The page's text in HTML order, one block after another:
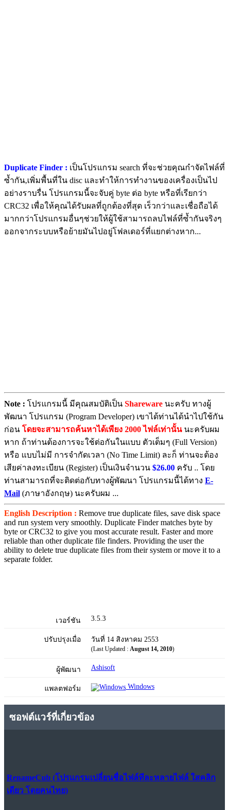
Duplicate Finder : เป็นโปรแกรม search ที่จะช่วยคุณกำจัดไฟล์ที่
ซ้ำกัน,เพิ่มพื้นที่ใน disc และทำให้การทำงานของเครื่องเป็นไป
อย่างราบรื่น โปรแกรมนี้จะจับคู่ byte ต่อ byte หรือที่เรียกว่า
CRC32 เพื่อให้คุณได้รับผลที่ถูกต้องที่สุด เร็วกว่าและเชื่อถือได้
มากกว่าโปรแกรมอื่นๆช่วยให้ผู้ใช้สามารถลบไฟล์ที่ซ้ำกันจริงๆ
ออกจากระบบหรือย้ายมันไปอยู่โฟลเดอร์ที่แยกต่างหาก...
Note : โปรแกรมนี้ มีคุณสมบัติเป็น Shareware นะครับ ทางผู้
พัฒนา โปรแกรม (Program Developer) เขาได้ท่านได้นำไปใช้กัน
ก่อน โดยจะสามารถค้นหาได้เพียง 2000 ไฟล์เท่านั้นนะครับผม
หาก ถ้าท่านต้องการจะใช้ต่อกันในแบบ ตัวเต็มๆ (Full Version)
หรือ แบบไม่มี การจำกัดเวลา (No Time Limit) ละก็ ท่านจะต้อง
เสียค่าลงทะเบียน (Register) เป็นเงินจำนวน $26.00 ครับ .. โดย
ท่านสามารถที่จะติดต่อกับทางผู้พัฒนา โปรแกรมนี้ได้ทาง E-
Mail (ภาษาอังกฤษ) นะครับผม ...
English Description : Remove true duplicate files, save disk space
and run system very smoothly. Duplicate Finder matches byte by
byte or CRC32 to give you most accurate result. Faster and more
reliable than other duplicate file finders. Providing the user the
ability to delete true duplicate files from their system or move it to a
separate folder.
เวอร์ชัน 3.5.3
ปรับปรุงเมื่อ วันที่ 14 สิงหาคม 2553
(Last Updated : August 14, 2010)
ผู้พัฒนา Ashisoft
แพลตฟอร์ม Windows
ซอฟต์แวร์ที่เกี่ยวข้อง
RenameCub (โปรแกรมเปลี่ยนชื่อไฟล์ทีละหลายไฟล์ ใสคลิก
เดียว โดยคนไทย)